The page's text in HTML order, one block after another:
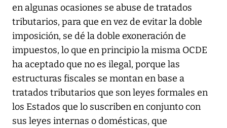
en algunas ocasiones se abuse de tratados
tributarios, para que en vez de evitar la doble
imposición, se dé la doble exoneración de
impuestos, lo que en principio la misma OCDE
ha aceptado que no es ilegal, porque las
estructuras fiscales se montan en base a
tratados tributarios que son leyes formales en
los Estados que lo suscriben en conjunto con
sus leyes internas o domésticas, que